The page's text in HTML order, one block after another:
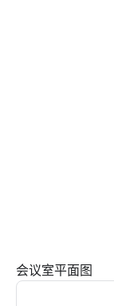
会议室平面图